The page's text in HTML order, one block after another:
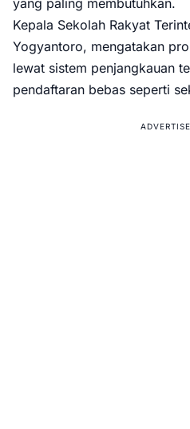
yang paling membutuhkan.
Kepala Sekolah Rakyat
Yogyantoro, mengatakan
lewat sistem penjangkauan
pendaftaran bebas seperti